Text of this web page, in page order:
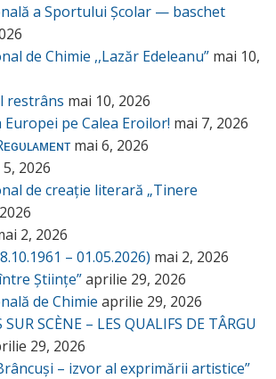
a Sportului Școlar — baschet
de Chimie ,,Lazăr Edeleanu” mai 10,
restrâns mai 10, 2026
pe Calea Eroilor! mai 7, 2026
mai 6, 2026
2026
de creație literară „Tinere
2, 2026
– 01.05.2026) mai 2, 2026
Științe”aprilie 29, 2026
de Chimie aprilie 29, 2026
SCÈNE – LES QUALIFS DE TÂRGU
29, 2026
– izvor al exprimării artistice”